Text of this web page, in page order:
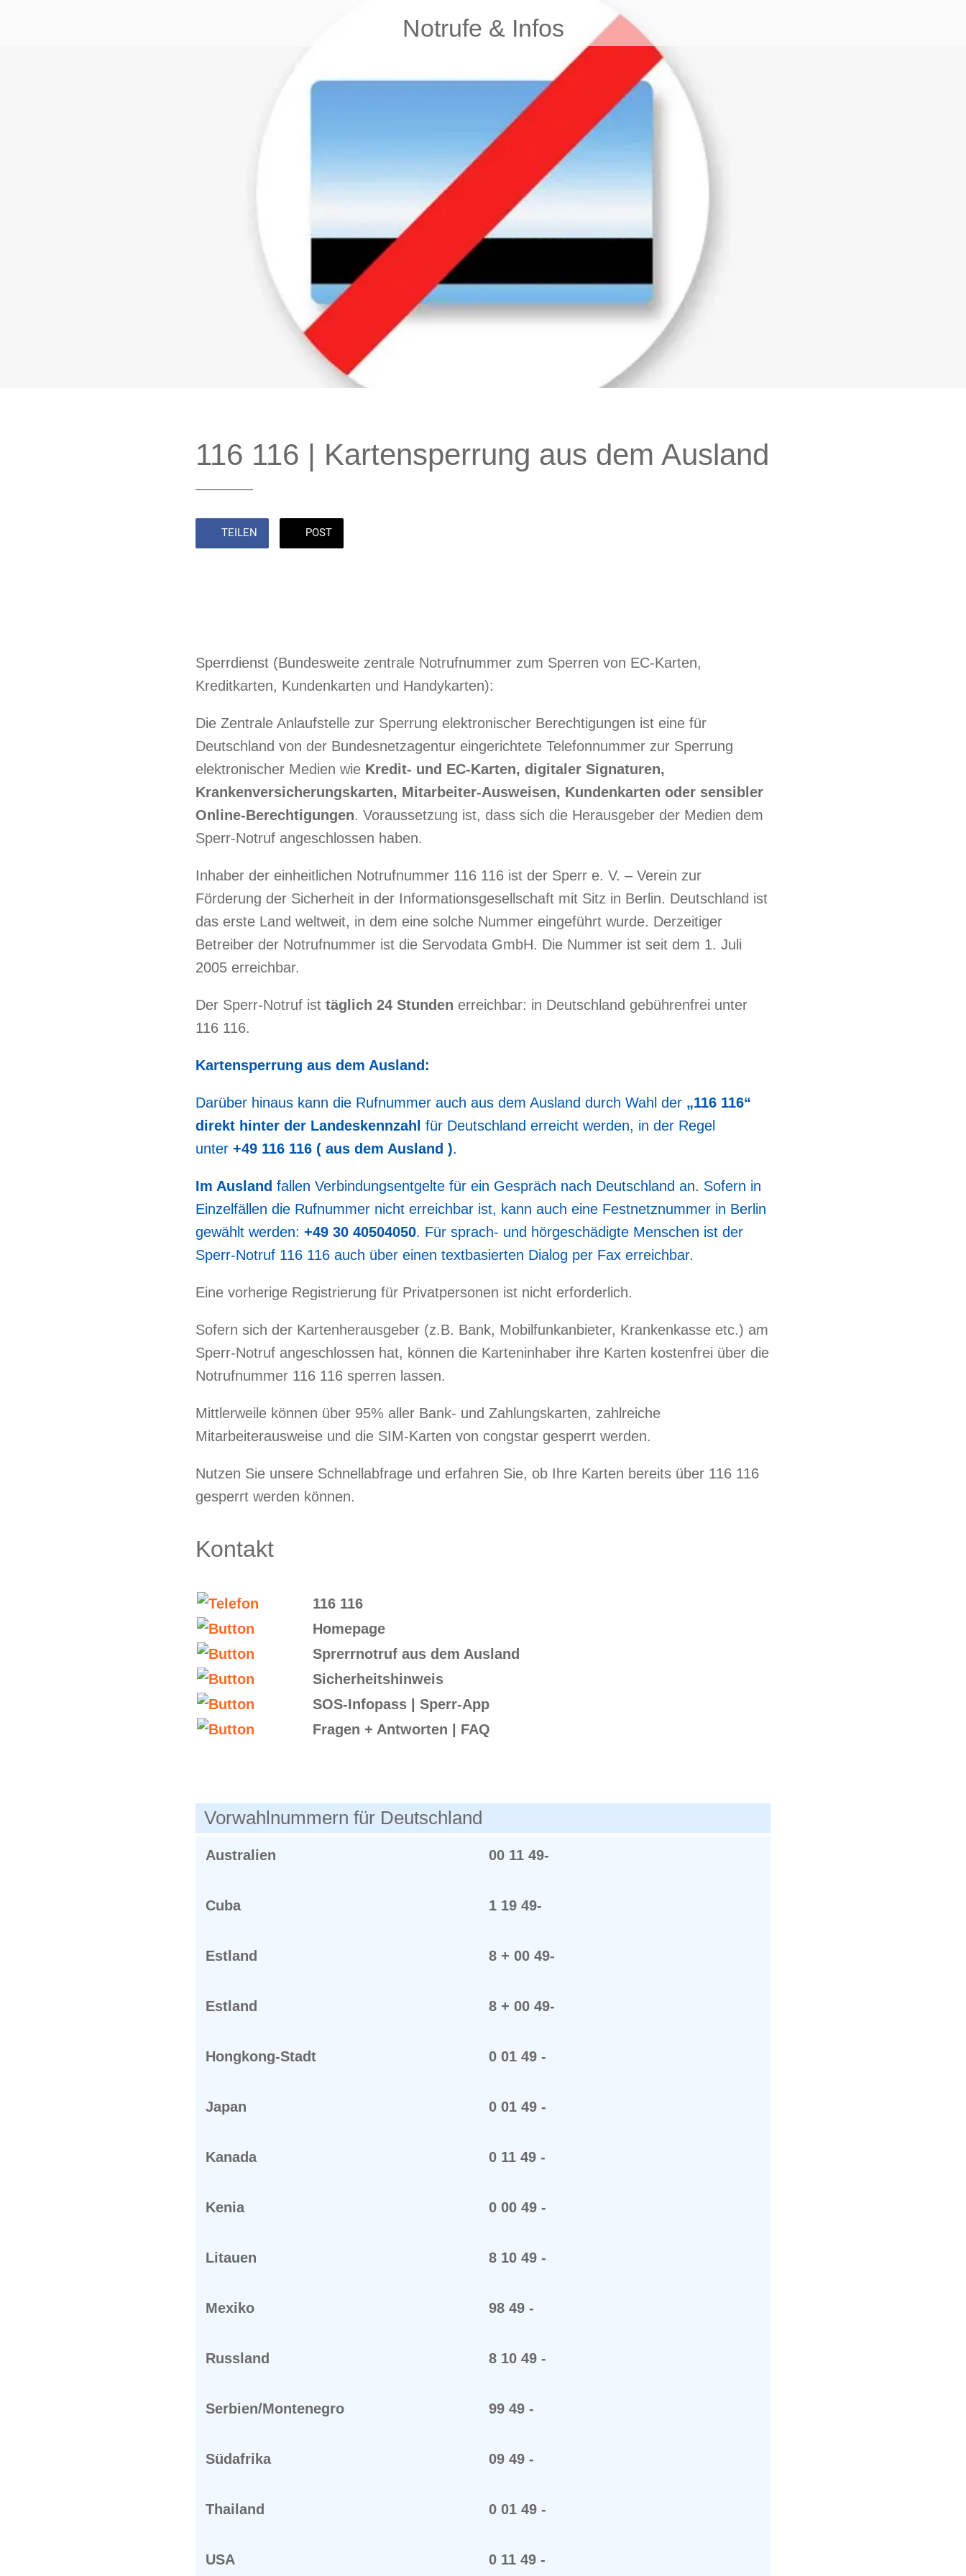
Notrufe & Infos
116 116 | Kartensperrung aus dem Ausland
TEILEN POST
Sperrdienst (Bundesweite zentrale Notrufnummer zum Sperren von EC-Karten,
Kreditkarten, Kundenkarten und Handykarten):
Die Zentrale Anlaufstelle zur Sperrung elektronischer Berechtigungen ist eine für
Deutschland von der Bundesnetzagentur eingerichtete Telefonnummer zur Sperrung
elektronischer Medien wie Kredit- und EC-Karten, digitaler Signaturen,
Krankenversicherungskarten, Mitarbeiter-Ausweisen, Kundenkarten oder sensibler
Online-Berechtigungen. Voraussetzung ist, dass sich die Herausgeber der Medien dem
Sperr-Notruf angeschlossen haben.
Inhaber der einheitlichen Notrufnummer 116 116 ist der Sperr e. V. – Verein zur
Förderung der Sicherheit in der Informationsgesellschaft mit Sitz in Berlin. Deutschland ist
das erste Land weltweit, in dem eine solche Nummer eingeführt wurde. Derzeitiger
Betreiber der Notrufnummer ist die Servodata GmbH. Die Nummer ist seit dem 1. Juli
2005 erreichbar.
Der Sperr-Notruf ist täglich 24 Stunden erreichbar: in Deutschland gebührenfrei unter
116 116.
Kartensperrung aus dem Ausland:
Darüber hinaus kann die Rufnummer auch aus dem Ausland durch Wahl der „116 116“
direkt hinter der Landeskennzahl für Deutschland erreicht werden, in der Regel
unter +49 116 116 ( aus dem Ausland ).
Im Ausland fallen Verbindungsentgelte für ein Gespräch nach Deutschland an. Sofern in
Einzelfällen die Rufnummer nicht erreichbar ist, kann auch eine Festnetznummer in Berlin
gewählt werden: +49 30 40504050. Für sprach- und hörgeschädigte Menschen ist der
Sperr-Notruf 116 116 auch über einen textbasierten Dialog per Fax erreichbar.
Eine vorherige Registrierung für Privatpersonen ist nicht erforderlich.
Sofern sich der Kartenherausgeber (z.B. Bank, Mobilfunkanbieter, Krankenkasse etc.) am
Sperr-Notruf angeschlossen hat, können die Karteninhaber ihre Karten kostenfrei über die
Notrufnummer 116 116 sperren lassen.
Mittlerweile können über 95% aller Bank- und Zahlungskarten, zahlreiche
Mitarbeiterausweise und die SIM-Karten von congstar gesperrt werden.
Nutzen Sie unsere Schnellabfrage und erfahren Sie, ob Ihre Karten bereits über 116 116
gesperrt werden können.
Kontakt
116 116
Homepage
Sprerrnotruf aus dem Ausland
Sicherheitshinweis
SOS-Infopass | Sperr-App
Fragen + Antworten | FAQ
Vorwahlnummern für Deutschland
Australien 00 11 49-
Cuba 1 19 49-
Estland 8 + 00 49-
Estland 8 + 00 49-
Hongkong-Stadt 0 01 49 -
Japan 0 01 49 -
Kanada 0 11 49 -
Kenia 0 00 49 -
Litauen 8 10 49 -
Mexiko 98 49 -
Russland 8 10 49 -
Serbien/Montenegro 99 49 -
Südafrika 09 49 -
Thailand 0 01 49 -
USA 0 11 49 -